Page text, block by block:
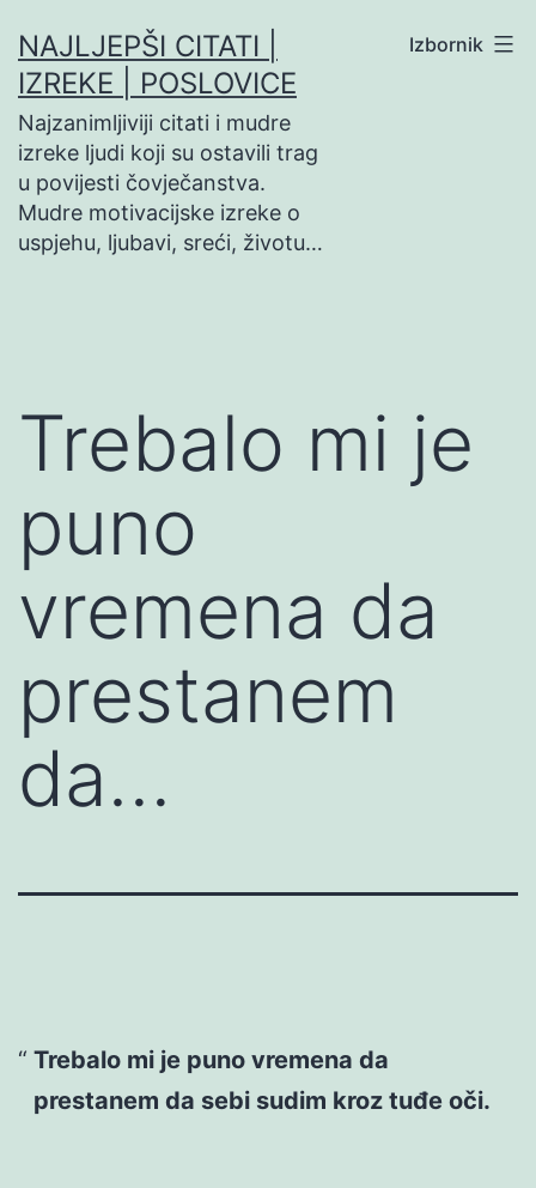
na
sadržaj
NAJLJEPŠI CITATI |
IZREKE | POSLOVICE
Najzanimljiviji citati i mudre
izreke ljudi koji su ostavili trag
u povijesti čovječanstva.
Mudre motivacijske izreke o
uspjehu, ljubavi, sreći, životu…
Izbornik
Trebalo mi je
puno
vremena da
prestanem
da…
Trebalo mi je puno vremena da
prestanem da sebi sudim kroz tuđe oči.